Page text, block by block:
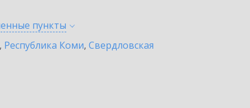
пункты
, Республика Коми, Свердловская